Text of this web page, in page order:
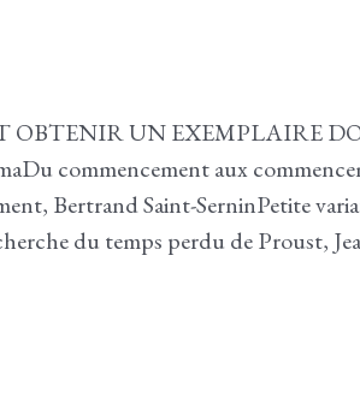
UN EXEMPLAIRE
commencement aux
Bertrand Saint-SerninPetite
du temps perdu de Proust,